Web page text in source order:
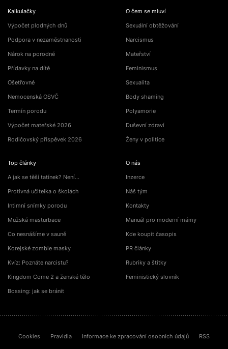
Kalkulačky
Výpočet plodných dnů
Podpora v nezaměstnanosti
Nárok na porodné
Přídavky na dítě
Ošetřovné
Nemocenská OSVČ
Termín porodu
Výpočet mateřské 2026
Rodičovský příspěvek 2026
Top články
A jak se těší tatínek? Není…
Protivná učitelka o školách
Intimní snímky porodu
Mužská masturbace
Co nesnášíme v sauně
Korejské zombie masky
Kvíz: Poznáte narcistu?
Kingdom Come 2 a ženské tělo
Bossing: jak se bránit
O čem se mluví
Sexuální obtěžování
Narcismus
Mateřství
Feminismus
Sexualita
Body shaming
Polyamorie
Duševní zdraví
Ženy v politice
O nás
Inzerce
Náš tým
Kontakty
Manuál pro moderní mámy
Kde koupit časopis
PR články
Rubriky a štítky
Feministický slovník
Cookies Pravidla Informace ke zpracování osobních údajů RSS